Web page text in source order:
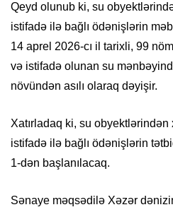
Qeyd olunub ki, su
istifadə ilə bağlı ödənişlərin
14 aprel 2026-cı il tarixli, 99
və istifadə olunan su
növündən asılı olaraq dəyişir.
Xatırladaq ki, su
istifadə ilə bağlı ödənişlərin
1-dən başlanılacaq.
Sənaye məqsədilə Xəzər